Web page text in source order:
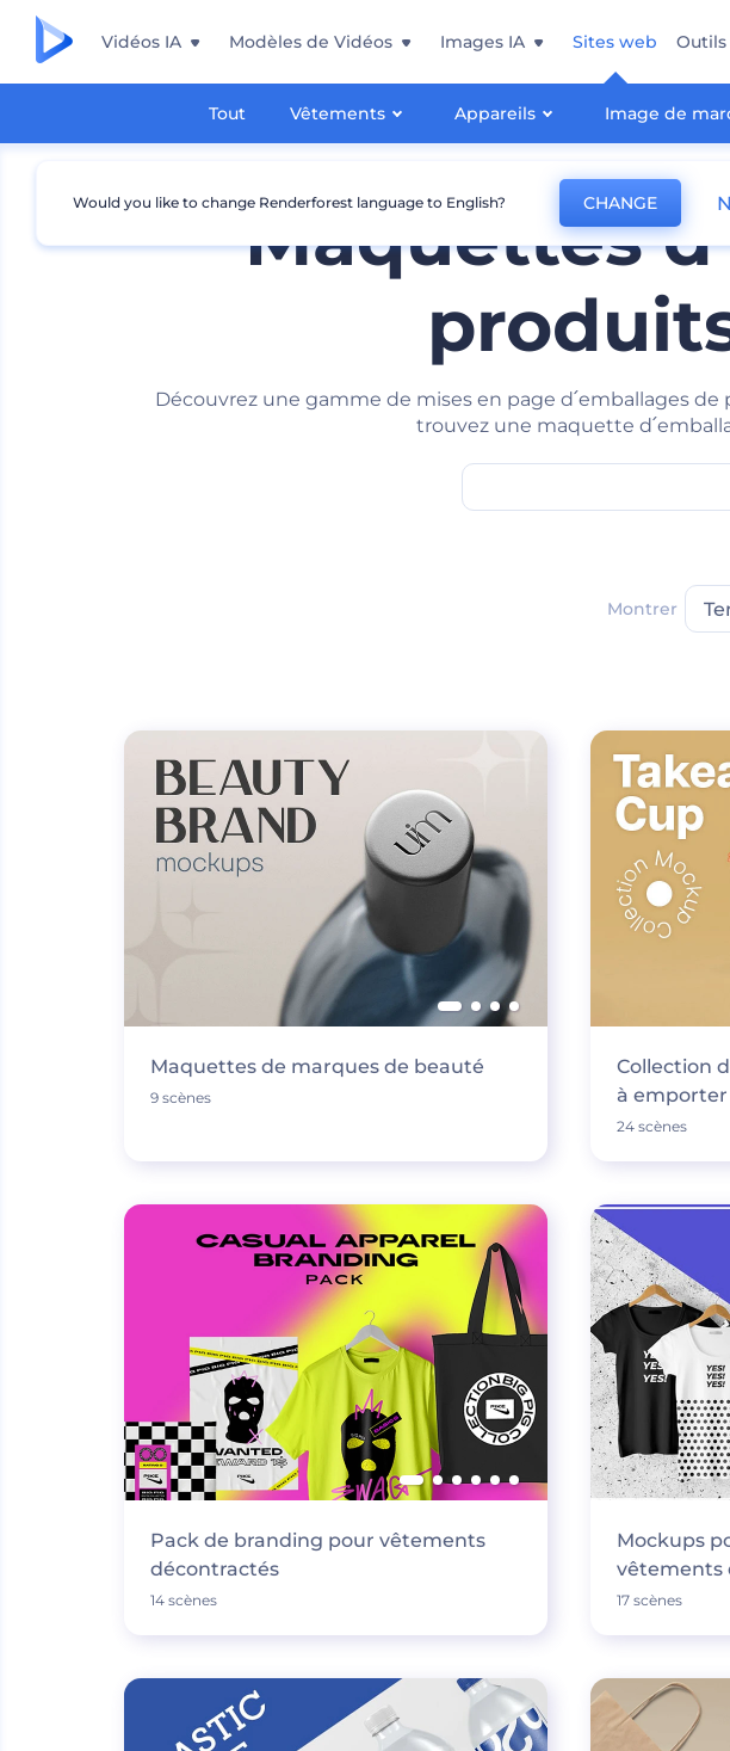
Vidéos IA Modèles de Vidéos Images IA Sites web
Tout Vêtements Appareils Image de
Outils
Maquettes
Découvrez une gamme de mises en page d՛emballages
trouvez une maquette
Montrer
Maquettes de marques de beauté
9 scènes
Collection
à emporter
24 scènes
Pack de branding pour vêtements
décontractés
14 scènes
Mockups
vêtements
17 scènes
Would you like to change Renderforest language to English? CHANGE